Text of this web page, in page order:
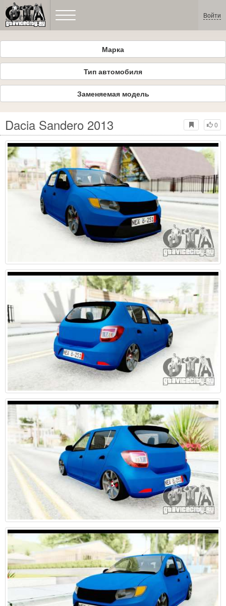
Войти
Марка
Тип автомобиля
Заменяемая модель
0
Dacia Sandero 2013